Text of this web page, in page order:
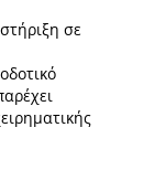
σε